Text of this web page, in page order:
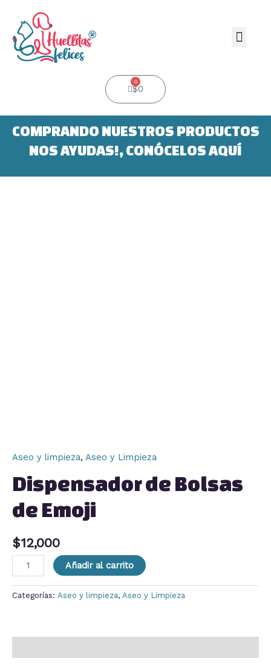
contenido
$0
0
Cart
COMPRANDO NUESTROS PRODUCTOS
NOS AYUDAS!, CONÓCELOS AQUÍ
Aseo y limpieza, Aseo y Limpieza
Dispensador de Bolsas
de Emoji
$12,000
Añadir al carrito
Categorías: Aseo y limpieza, Aseo y Limpieza